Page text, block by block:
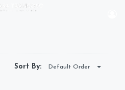
Sort By: Default Order